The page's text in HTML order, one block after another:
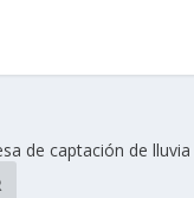
de captación de lluvia